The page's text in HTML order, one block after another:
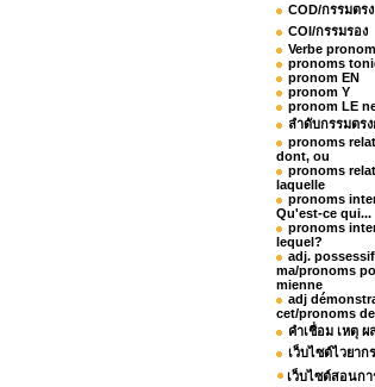
COD/กรรมตรง
COI/กรรมรอง
Verbe
pronoms
pronom EN
pronom Y
pronom LE
ลำดับกรรมตร
pronoms
dont, ou
pronoms
laquelle
pronoms
Qu'est-ce qui...
pronoms
lequel?
adj.
ma/pronoms
mienne
adj
cet/pronoms
คำเชื่อม เหตุ ผ
เว็บไซต์ไวยา
เว็บไซต์สอนกา